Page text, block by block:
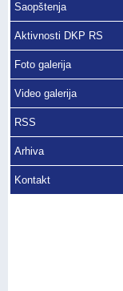
Saopštenja
Aktivnosti DKP RS
Foto galerija
Video galerija
RSS
Arhiva
Kontakt